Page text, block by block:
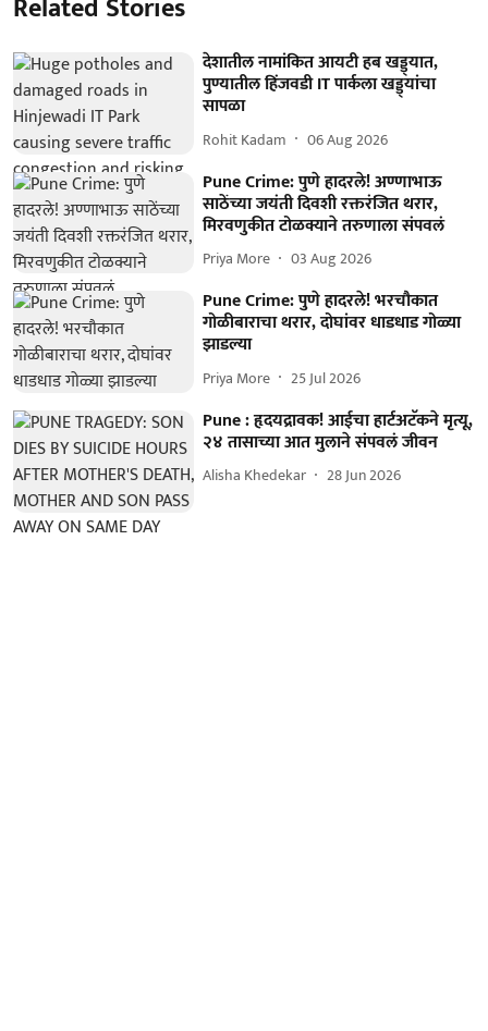
Related Stories
देशातील नामांकित आयटी हब खड्ड्यात,
पुण्यातील हिंजवडी IT पार्कला खड्ड्यांचा
सापळा
Rohit Kadam 06 Aug 2026
Pune Crime: पुणे हादरले! अण्णाभाऊ
साठेंच्या जयंती दिवशी रक्तरंजित थरार,
मिरवणुकीत टोळक्याने तरुणाला संपवलं
Priya More 03 Aug 2026
Pune Crime: पुणे हादरले! भरचौकात
गोळीबाराचा थरार, दोघांवर धाडधाड गोळ्या
झाडल्या
Priya More 25 Jul 2026
Pune : हृदयद्रावक! आईचा हार्टअटॅकने मृत्यू,
२४ तासाच्या आत मुलाने संपवलं जीवन
Alisha Khedekar 28 Jun 2026